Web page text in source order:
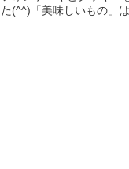
(^^)「美味しいもの」は